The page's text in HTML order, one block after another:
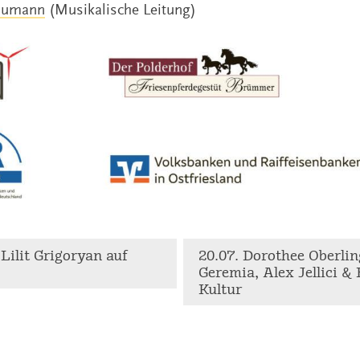
(Musikalische Leitung)
Grigoryan auf
20.07. Dorothee
Geremia, Alex Jellici &
Kultur